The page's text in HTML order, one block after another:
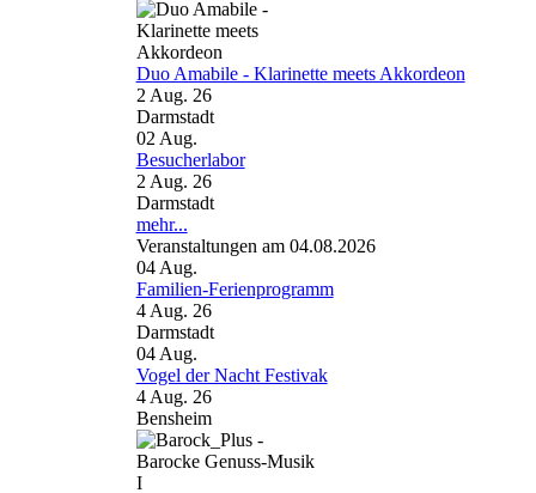
Duo Amabile - Klarinette meets Akkordeon
2 Aug. 26
Darmstadt
02 Aug.
Besucherlabor
2 Aug. 26
Darmstadt
mehr...
Veranstaltungen am 04.08.2026
04 Aug.
Familien-Ferienprogramm
4 Aug. 26
Darmstadt
04 Aug.
Vogel der Nacht Festivak
4 Aug. 26
Bensheim